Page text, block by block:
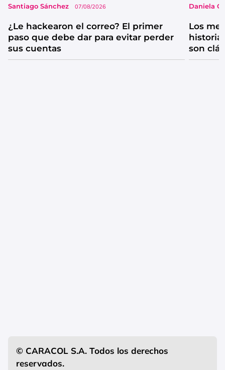
Santiago Sánchez 07/08/2026
¿Le hackearon el correo? El primer
paso que debe dar para evitar perder
sus cuentas
Daniela
Los
historia
son
© CARACOL S.A. Todos los derechos
reservados.